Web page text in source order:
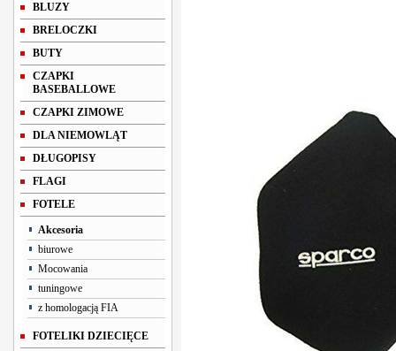
BLUZY
BRELOCZKI
BUTY
CZAPKI
BASEBALLOWE
CZAPKI ZIMOWE
DLA NIEMOWLĄT
DŁUGOPISY
FLAGI
FOTELE
Akcesoria
biurowe
Mocowania
tuningowe
z homologacją FIA
FOTELIKI DZIECIĘCE